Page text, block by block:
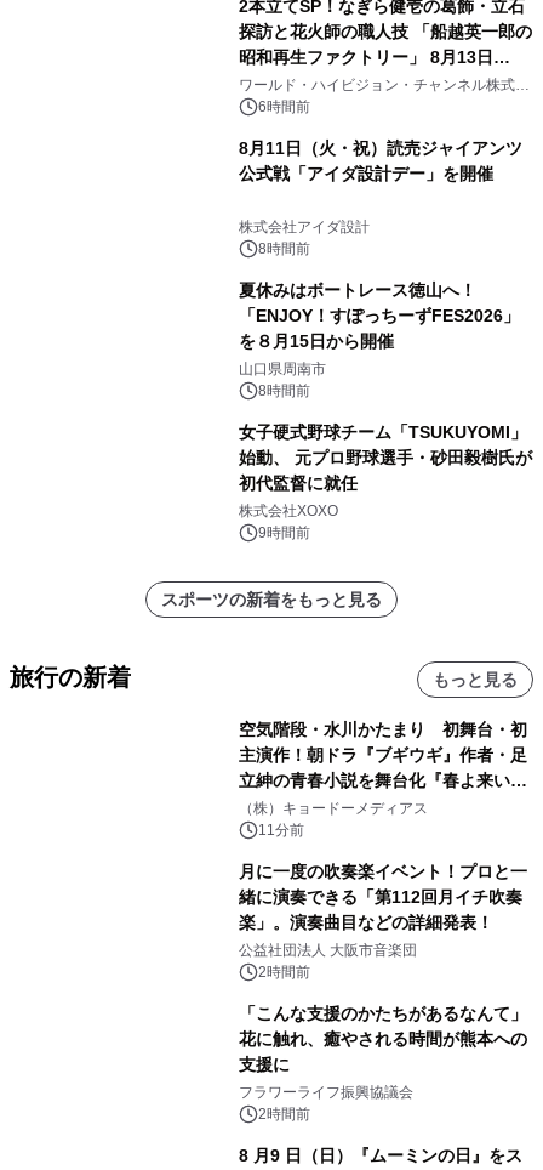
2本立てSP！なぎら健壱の葛飾・立石
探訪と花火師の職人技 「船越英一郎の
昭和再生ファクトリー」 8月13日
（木）よる9時～ BS12 トゥエルビで
放送
ワールド・ハイビジョン・チャンネル株式会
社 6時間前
8月11日（火・祝）読売ジャイアンツ
公式戦「アイダ設計デー」を開催
株式会社アイダ設計
8時間前
夏休みはボートレース徳山へ！
「ENJOY！すぽっちーずFES2026」
を８月15日から開催
山口県周南市
8時間前
女子硬式野球チーム「TSUKUYOMI」
始動、 元プロ野球選手・砂田毅樹氏が
初代監督に就任
株式会社XOXO
9時間前
スポーツの新着をもっと見る
旅行の新着 もっと見る
空気階段・水川かたまり 初舞台・初
主演作！朝ドラ『ブギウギ』作者・足
立紳の青春小説を舞台化『春よ来い、
マジで来い』キービジュアル解禁！
（株）キョードーメディアス
11分前
月に一度の吹奏楽イベント！プロと一
緒に演奏できる「第112回月イチ吹奏
楽」。演奏曲目などの詳細発表！
公益社団法人 大阪市音楽団
2時間前
「こんな支援のかたちがあるなんて」
花に触れ、癒やされる時間が熊本への
支援に
フラワーライフ振興協議会
2時間前
8 月9 日（日）『ムーミンの日』をス